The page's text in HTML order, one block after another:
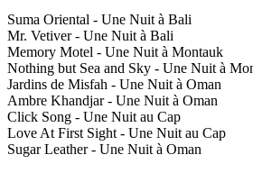
Suma Oriental - Une Nuit à Bali
Mr. Vetiver - Une Nuit à Bali
Memory Motel - Une Nuit à Montauk
Nothing but Sea and Sky - Une Nuit à
Jardins de Misfah - Une Nuit à Oman
Ambre Khandjar - Une Nuit à Oman
Click Song - Une Nuit au Cap
Love At First Sight - Une Nuit au Cap
Sugar Leather - Une Nuit à Oman